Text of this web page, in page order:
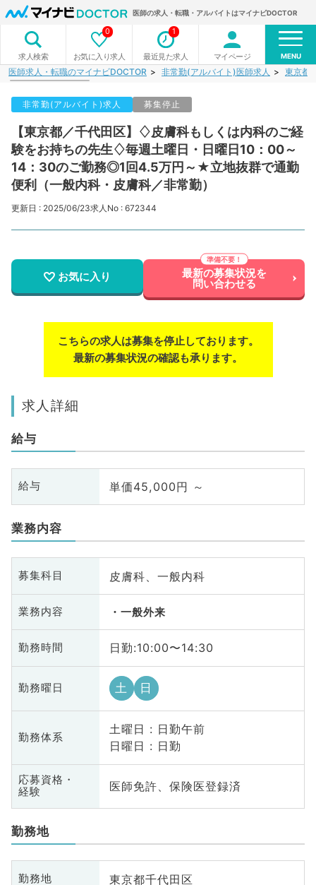
医師の求人・転職・アルバイトはマイナビDOCTOR
求人検索 お気に入り求人
0
最近見た求人
1
マイページ MENU
医師求人・転職のマイナビDOCTOR 非常勤(アルバイト)医師求人 東京都
非常勤(アルバイト)求人 募集停止
【東京都／千代田区】♢皮膚科もしくは内科のご経
験をお持ちの先生♢毎週土曜日・日曜日10：00～
14：30のご勤務◎1回4.5万円～★立地抜群で通勤
便利（一般内科・皮膚科／非常勤）
更新日 : 2025/06/23求人No : 672344
お気に入り 最新の募集状況を
問い合わせる
こちらの求人は募集を停止しております。
最新の募集状況の確認も承ります。
求人詳細
給与
給与 単価45,000円 ～
業務内容
募集科目 皮膚科、一般内科
業務内容 一般外来
勤務時間 日勤:10:00〜14:30
勤務曜日 土 日
勤務体系
土曜日 : 日勤午前
日曜日 : 日勤
応募資格・
経験
医師免許、保険医登録済
勤務地
勤務地 東京都千代田区